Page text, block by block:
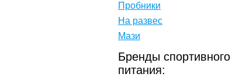
Пробники
На развес
Мази
Бренды спортивного
питания: